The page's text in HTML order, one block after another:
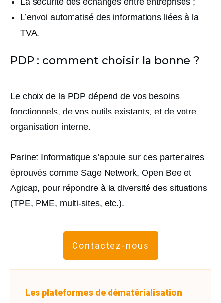
La sécurité des échanges entre entreprises ;
L’envoi automatisé des informations liées à la
TVA.
PDP : comment choisir la bonne ?
Le choix de la PDP dépend de vos besoins
fonctionnels, de vos outils existants, et de votre
organisation interne.
Parinet Informatique s’appuie sur des partenaires
éprouvés comme Sage Network, Open Bee et
Agicap, pour répondre à la diversité des situations
(TPE, PME, multi-sites, etc.).
Contactez-nous
Les plateformes de dématérialisation